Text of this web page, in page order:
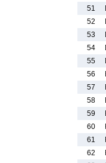
51
52
53
54
55
56
57
58
59
60
61
62